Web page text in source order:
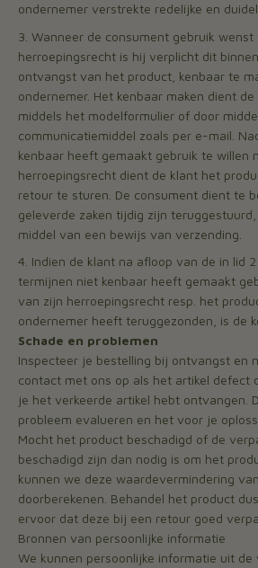
ondernemer verstrekte redelijke en
Wanneer de consument gebruik wenst
herroepingsrecht is hij verplicht dit
ontvangst van het product, kenbaar te
ondernemer. Het kenbaar maken dient
middels het modelformulier of door
communicatiemiddel zoals per e-mail.
kenbaar heeft gemaakt gebruik te willen
herroepingsrecht dient de klant het
retour te sturen. De consument dient te
geleverde zaken tijdig zijn
middel van een bewijs van verzending.
Indien de klant na afloop van de in lid
termijnen niet kenbaar heeft gemaakt
van zijn herroepingsrecht resp. het
ondernemer heeft teruggezonden, is de
Schade en problemen
Inspecteer je bestelling bij ontvangst en
contact met ons op als het artikel defect
je het verkeerde artikel hebt ontvangen.
probleem evalueren en het voor je
Mocht het product beschadigd of de
beschadigd zijn dan nodig is om het
kunnen we deze waardevermindering
doorberekenen. Behandel het product
ervoor dat deze bij een retour goed
Bronnen van persoonlijke informatie
We kunnen persoonlijke informatie uit de